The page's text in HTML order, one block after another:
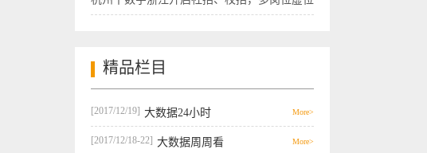
精品栏目
[2017/12/19] 大数据24小时 More>
[2017/12/18-22] 大数据周周看 More>